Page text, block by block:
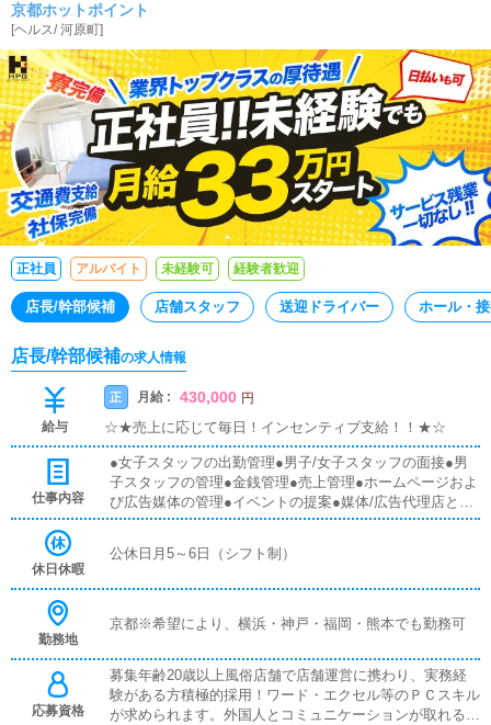
京都ホットポイント
[ヘルス/河原町]
正社員 アルバイト 未経験可 経験者歓迎
店長/幹部候補 店舗スタッフ 送迎ドライバー ホール・
店長/幹部候補の求人情報
給与
正 月給 : 430,000 円
☆★売上に応じて毎日！インセンティブ支給！！★☆
仕事内容
●女子スタッフの出勤管理●男子/女子スタッフの面接●男
子スタッフの管理●金銭管理●売上管理●ホームページおよ
び広告媒体の管理●イベントの提案●媒体/広告代理店との
商談や打ち合わせ●その他、店舗運営に関連する一切の業
休日休暇
公休日月5～6日（シフト制）
勤務地
京都※希望により、横浜・神戸・福岡・熊本でも勤務可
応募資格
募集年齢20歳以上風俗店舗で店舗運営に携わり、実務経
験がある方積極的採用！ワード・エクセル等のＰＣスキル
が求められます。外国人とコミュニケーションが取れる方